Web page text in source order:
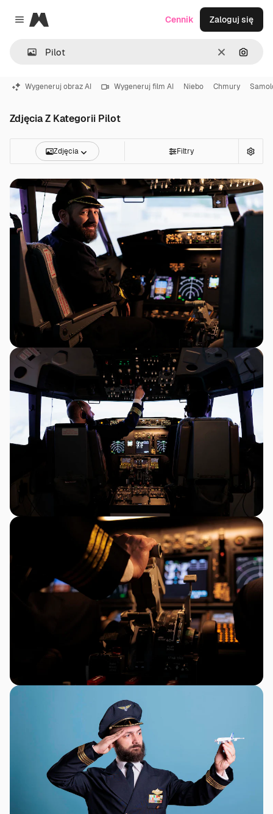
Close menu
Magnific
WyczyśćSzukaj
Cennik Zaloguj się
Wygeneruj obraz AI Wygeneruj film AI Niebo Chmury
Zdjęcia Z Kategorii Pilot
Zdjęcia Filtry